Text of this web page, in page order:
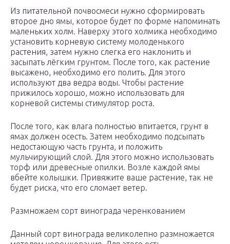
Из питательной почвосмеси нужно сформировать
второе дно ямы, которое будет по форме напоминать
маленьких холм. Наверху этого холмика необходимо
установить корневую систему молоденького
растения, затем нужно слегка его наклонить и
засыпать лёгким грунтом. После того, как растение
высажено, необходимо его полить. Для этого
используют два ведра воды. Чтобы растение
прижилось хорошо, можно использовать для
корневой системы стимулятор роста.
После того, как влага полностью впитается, грунт в
ямах должен осесть. Затем необходимо подсыпать
недостающую часть грунта, и положить
мульчирующий слой. Для этого можно использовать
торф или древесные опилки. Возле каждой ямы
вбейте колышки. Привяжите ваше растение, так не
будет риска, что его сломает ветер.
Размножаем сорт винограда черенкованием
Данный сорт винограда великолепно размножается